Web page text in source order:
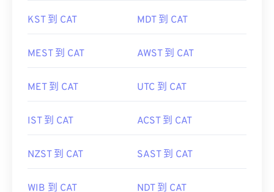
KST 到 CAT MDT 到 CAT
MEST 到 CAT AWST 到 CAT
MET 到 CAT UTC 到 CAT
IST 到 CAT ACST 到 CAT
NZST 到 CAT SAST 到 CAT
WIB 到 CAT NDT 到 CAT